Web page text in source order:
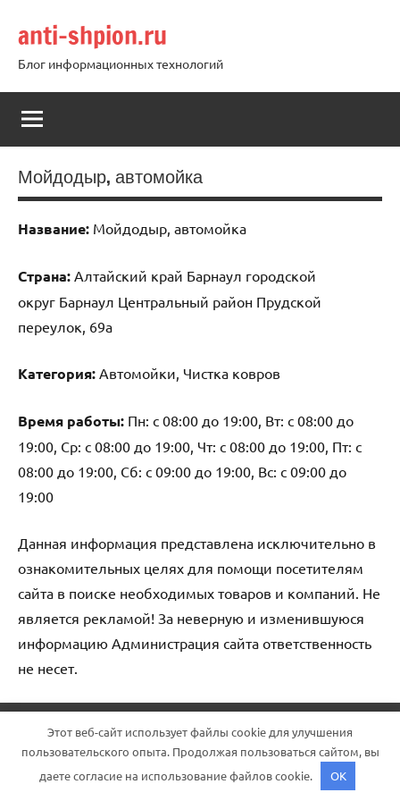
содержимому
anti-shpion.ru
Блог информационных технологий
Мойдодыр, автомойка
Название: Мойдодыр, автомойка
Страна: Алтайский край Барнаул городской
округ Барнаул Центральный район Прудской
переулок, 69а
Категория: Автомойки, Чистка ковров
Время работы: Пн: с 08:00 до 19:00, Вт: с 08:00 до
19:00, Ср: с 08:00 до 19:00, Чт: с 08:00 до 19:00, Пт: с
08:00 до 19:00, Сб: с 09:00 до 19:00, Вс: с 09:00 до
19:00
Данная информация представлена исключительно в
ознакомительных целях для помощи посетителям
сайта в поиске необходимых товаров и компаний. Не
является рекламой! За неверную и изменившуюся
информацию Администрация сайта ответственность
не несет.
Этот веб-сайт использует файлы cookie для улучшения
пользовательского опыта. Продолжая пользоваться сайтом, вы
даете согласие на использование файлов cookie.
OK